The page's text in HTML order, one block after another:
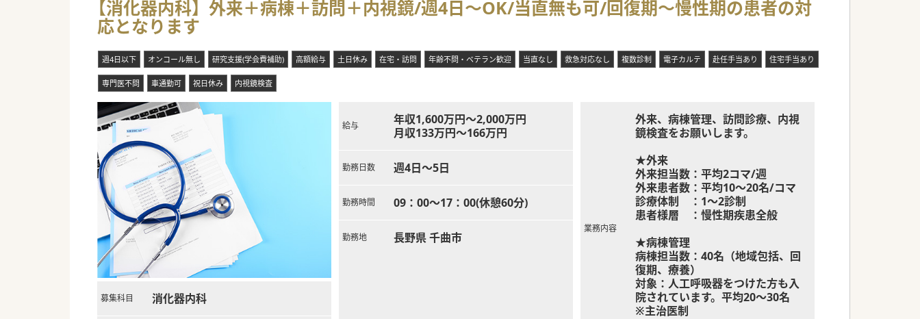
■オンコールの対応は一切不要となっており、仕事と休息のオンオフを明確に分けたメリハリのある働き方が可能です。
■駐車場が完備されており車での快適な通勤が可能であるほか、有給休暇も取得しやすい風通しの良い職場環境です。
#秋入職可
【消化器内科】外来＋病棟＋訪問＋内視鏡/週4日～OK/当直無も可/回復期～慢性期の患者の対
応となります
週4日以下 オンコール無し 研究支援(学会費補助) 高額給与 土日休み 在宅・訪問 年齢不問・ベテラン歓迎 当直なし 救急対応なし 複数診制 電子カルテ 赴任手当あり 住宅手当あり
専門医不問 車通勤可 祝日休み 内視鏡検査
募集科目 消化器内科
給与
年収1,600万円～2,000万円
月収133万円～166万円
勤務日数 週4日～5日
勤務時間 09：00～17：00(休憩60分)
勤務地 長野県 千曲市
業務内容
外来、病棟管理、訪問診療、内視
鏡検査をお願いします。
★外来
外来担当数：平均2コマ/週
外来患者数：平均10～20名/コマ
診療体制 ：1～2診制
患者様層 ：慢性期疾患全般
★病棟管理
病棟担当数：40名（地域包括、回
復期、療養）
対象：人工呼吸器をつけた方も入
院されています。平均20～30名
※主治医制